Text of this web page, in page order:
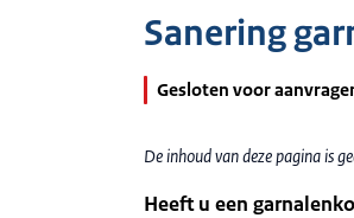
Sanering
Gesloten voor
De inhoud van deze pagina is
Heeft u een